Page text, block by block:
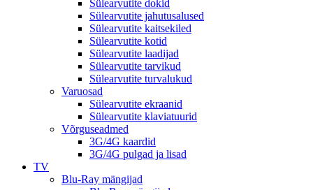
Sülearvutite dokid
Sülearvutite jahutusalused
Sülearvutite kaitsekiled
Sülearvutite kotid
Sülearvutite laadijad
Sülearvutite tarvikud
Sülearvutite turvalukud
Varuosad
Sülearvutite ekraanid
Sülearvutite klaviatuurid
Võrguseadmed
3G/4G kaardid
3G/4G pulgad ja lisad
TV
Blu-Ray mängijad